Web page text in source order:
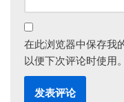
在此浏览器中保存我
以便下次评论时使用。